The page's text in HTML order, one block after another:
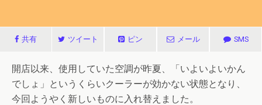
共有 ツイート ピン メール SMS
開店以来、使用していた空調が昨夏、「いよいよいかん
でしょ」というくらいクーラーが効かない状態となり、
今回ようやく新しいものに入れ替えました。